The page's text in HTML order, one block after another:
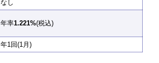
なし
年率1.221%(税込)
年1回(1月)